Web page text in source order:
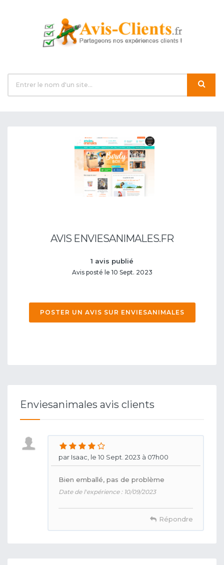
AVIS ENVIESANIMALES.FR
1 avis publié
Avis posté le 10 Sept. 2023
POSTER UN AVIS SUR ENVIESANIMALES
Enviesanimales avis clients
par Isaac, le 10 Sept. 2023 à 07h00
Bien emballé, pas de problème
Date de l'expérience : 10/09/2023
Répondre